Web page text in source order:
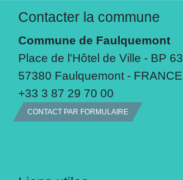
Contacter la commune
Commune de Faulquemont
Place de l'Hôtel de Ville - BP 63
57380 Faulquemont - FRANCE
+33 3 87 29 70 00
CONTACT PAR FORMULAIRE